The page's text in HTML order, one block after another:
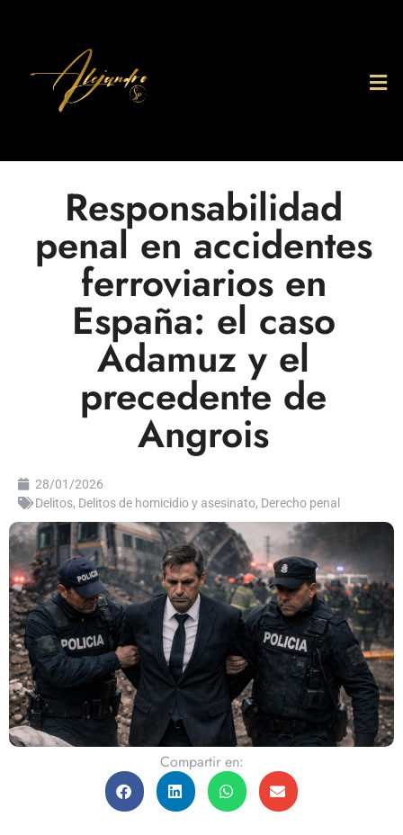
Responsabilidad
penal en accidentes
ferroviarios en
España: el caso
Adamuz y el
precedente de
Angrois
28/01/2026
Delitos, Delitos de homicidio y asesinato, Derecho penal
Compartir en: